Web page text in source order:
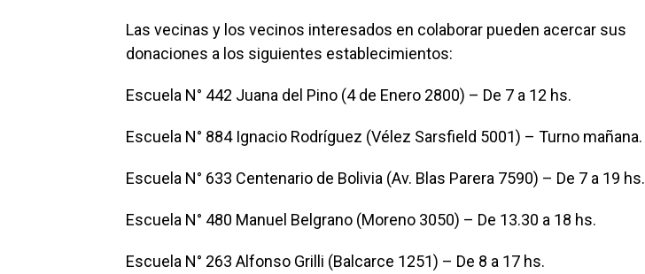
Las vecinas y los vecinos interesados en colaborar pueden acercar sus
donaciones a los siguientes establecimientos:
Escuela N° 442 Juana del Pino (4 de Enero 2800) – De 7 a 12 hs.
Escuela N° 884 Ignacio Rodríguez (Vélez Sarsfield 5001) – Turno mañana.
Escuela N° 633 Centenario de Bolivia (Av. Blas Parera 7590) – De 7 a 19 hs.
Escuela N° 480 Manuel Belgrano (Moreno 3050) – De 13.30 a 18 hs.
Escuela N° 263 Alfonso Grilli (Balcarce 1251) – De 8 a 17 hs.